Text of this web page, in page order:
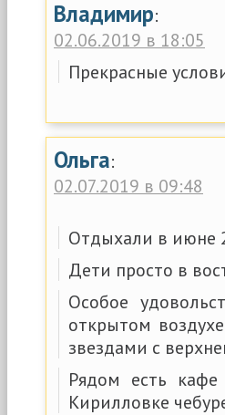
Владимир:
02.06.2019 в 18:05
Прекрасные
Ольга:
02.07.2019 в 09:48
Отдыхали в июне
Дети просто в
Особое
открытом
звездами с
Рядом есть
Кирилловке